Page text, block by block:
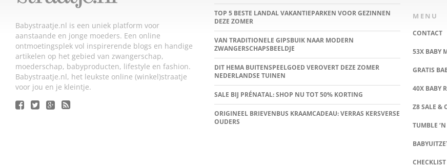
Babystraatje.nl is een uniek platform voor
aanstaande en jonge moeders. Een online
ontmoetingsplek vol inspirerende blogs en handige
artikelen op het gebied van zwangerschap,
moederschap, babyproducten, lifestyle en fashion.
Babystraatje.nl, het leukste online (winkel)straatje
voor jou en je kleintje.
TOP 5 BESTE LANDAL VAKANTIEPARKEN VOOR GEZINNEN
DEZE ZOMER
VAN TRADITIONELE GIPSBUIK NAAR MODERN
ZWANGERSCHAPSBEELDJE
DIT HEMA BUITENSPEELGOED VEROVERT DEZE ZOMER
NEDERLANDSE TUINEN
SALE BIJ PRÉNATAL: SHOP NU TOT 50% KORTING
ORIGINEEL BRIEVENBUS KRAAMCADEAU: VERRAS KERSVERSE
OUDERS
MENU
CONTACT
53X BABY
GRATIS
40X BABY
Z8 SALE &
TUMBLE